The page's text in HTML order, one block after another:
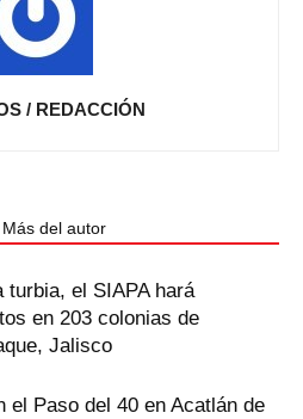
/ REDACCIÓN
Más del autor
turbia, el SIAPA hará
en 203 colonias de
Jalisco
el Paso del 40 en Acatlán de